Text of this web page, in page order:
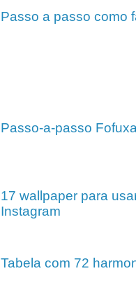
Passo a passo como
Passo-a-passo
17 wallpaper para
Instagram
Tabela com 72